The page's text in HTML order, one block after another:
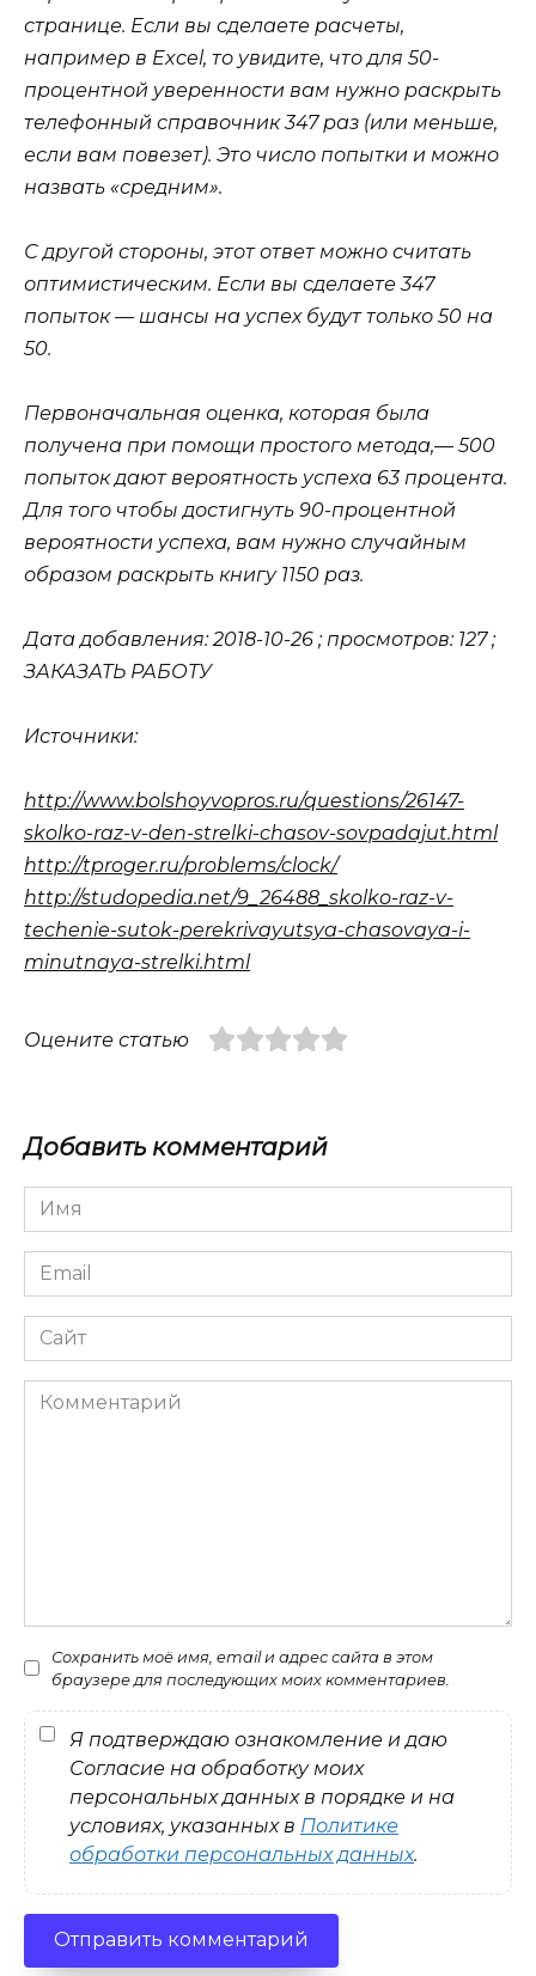
странице. Если вы сделаете расчеты,
например в Excel, то увидите, что для 50-
процентной уверенности вам нужно раскрыть
телефонный справочник 347 раз (или меньше,
если вам повезет). Это число попытки и можно
назвать «средним».
С другой стороны, этот ответ можно считать
оптимистическим. Если вы сделаете 347
попыток — шансы на успех будут только 50 на
50.
Первоначальная оценка, которая была
получена при помощи простого метода,— 500
попыток дают вероятность успеха 63 процента.
Для того чтобы достигнуть 90-процентной
вероятности успеха, вам нужно случайным
образом раскрыть книгу 1150 раз.
Дата добавления: 2018-10-26 ; просмотров: 127 ;
ЗАКАЗАТЬ РАБОТУ
Источники:
http://www.bolshoyvopros.ru/questions/26147-
skolko-raz-v-den-strelki-chasov-sovpadajut.html
http://tproger.ru/problems/clock/
http://studopedia.net/9_26488_skolko-raz-v-
techenie-sutok-perekrivayutsya-chasovaya-i-
minutnaya-strelki.html
Оцените статью
Добавить комментарий
Имя
*
Email
*
Сайт
Комментарий
Сохранить моё имя, email и адрес сайта в этом
браузере для последующих моих комментариев.
Я подтверждаю ознакомление и даю
Согласие на обработку моих
персональных данных в порядке и на
условиях, указанных в Политике
обработки персональных данных.